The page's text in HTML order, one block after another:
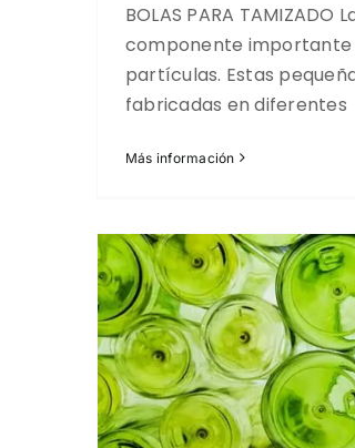
BOLAS PARA
componente importante
partículas. Estas
fabricadas en diferentes
Más información